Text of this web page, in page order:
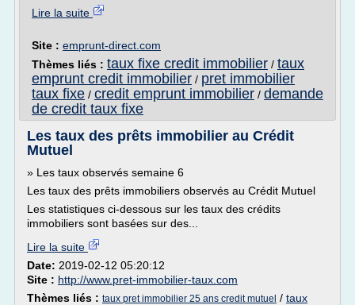
Lire la suite
Site : emprunt-direct.com
Thèmes liés : taux fixe credit immobilier / taux
emprunt credit immobilier / pret immobilier
taux fixe / credit emprunt immobilier / demande
de credit taux fixe
Les taux des prêts immobilier au Crédit
Mutuel
» Les taux observés semaine 6
Les taux des prêts immobiliers observés au Crédit Mutuel
Les statistiques ci-dessous sur les taux des crédits
immobiliers sont basées sur des...
Lire la suite
Date: 2019-02-12 05:20:12
Site : http://www.pret-immobilier-taux.com
Thèmes liés : taux pret immobilier 25 ans credit mutuel / taux